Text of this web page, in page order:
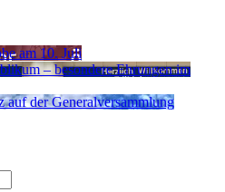
am 10. Juli
– besondere Ehrungen im
der Generalversammlung